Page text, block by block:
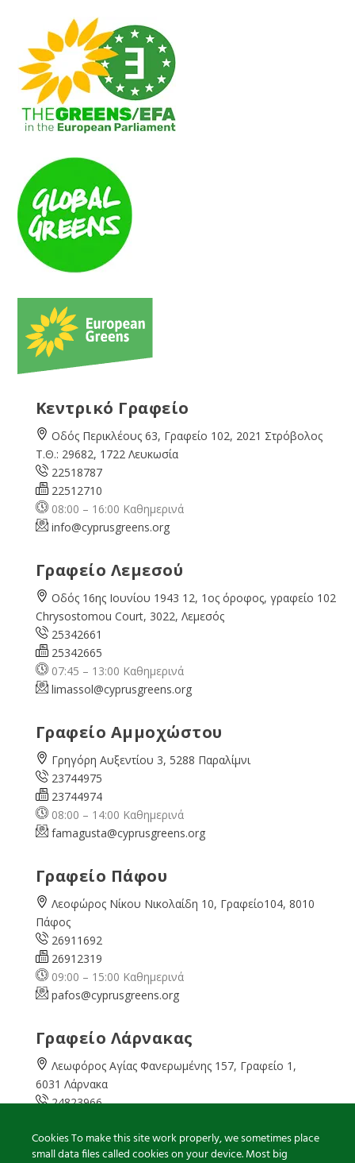
Κεντρικό Γραφείο
Οδός Περικλέους 63, Γραφείο 102, 2021 Στρόβολος
Τ.Θ.: 29682, 1722 Λευκωσία
22518787
22512710
08:00 – 16:00 Καθημερινά
info@cyprusgreens.org
Γραφείο Λεμεσού
Οδός 16ης Ιουνίου 1943 12, 1ος όροφος, γραφείο 102
Chrysostomou Court, 3022, Λεμεσός
25342661
25342665
07:45 – 13:00 Καθημερινά
limassol@cyprusgreens.org
Γραφείο Αμμοχώστου
Γρηγόρη Αυξεντίου 3, 5288 Παραλίμνι
23744975
23744974
08:00 – 14:00 Καθημερινά
famagusta@cyprusgreens.org
Γραφείο Πάφου
Λεοφώρος Νίκου Νικολαίδη 10, Γραφείο104, 8010
Πάφος
26911692
26912319
09:00 – 15:00 Καθημερινά
pafos@cyprusgreens.org
Γραφείο Λάρνακας
Λεωφόρος Αγίας Φανερωμένης 157, Γραφείο 1,
6031 Λάρνακα
24823966
08:00 – 16:00 Καθημερινά
larnaka@cyprusgreens.org
Cookies To make this site work properly, we sometimes place
small data files called cookies on your device. Most big